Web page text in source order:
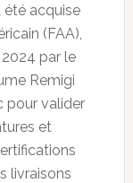
été acquise
(FAA),
par le
Remigi
pour valider
et
livraisons